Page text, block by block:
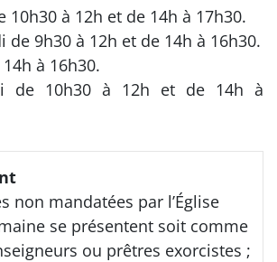
10h30 à 12h et de 14h à 17h30.
de 9h30 à 12h et de 14h à 16h30.
à 16h30.
de 10h30 à 12h et de 14h à
non mandatées par l’Église
se présentent soit comme
ou prêtres exorcistes ;